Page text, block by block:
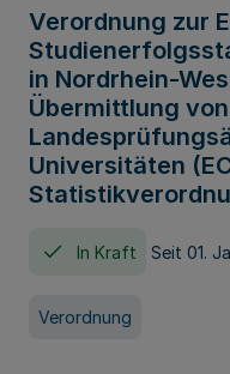
Verordnung zur
in Nordrhein-
Übermittlung
Universitäten
In Kraft Seit 01.
Verordnung